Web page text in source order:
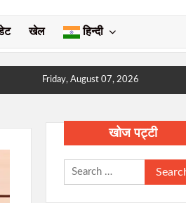
खेल हिन्दी
Friday, August 07, 2026
खोज पट्टी
Search
for: